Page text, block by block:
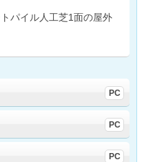
パイル人工芝1面の屋外